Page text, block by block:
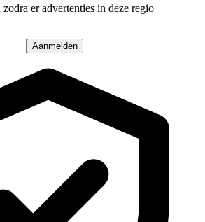
er advertenties in deze regio
Aanmelden